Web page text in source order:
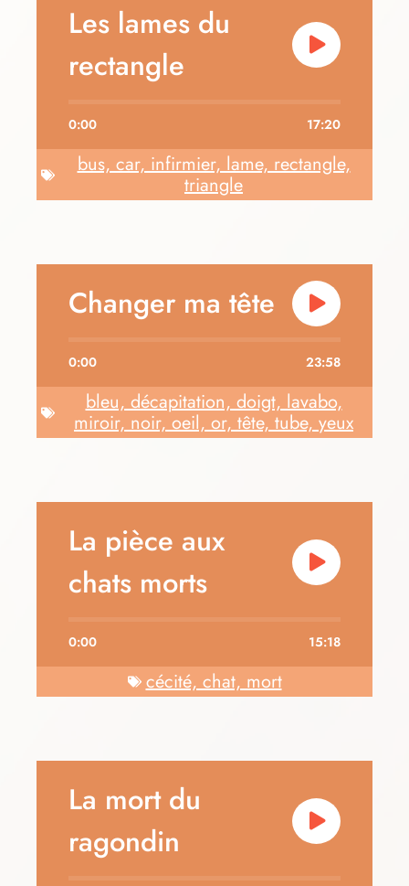
Les lames du
rectangle
0:00 17:20
bus, car, infirmier, lame, rectangle,
triangle
Changer ma tête
0:00 23:58
bleu, décapitation, doigt, lavabo,
miroir, noir, oeil, or, tête, tube, yeux
La pièce aux
chats morts
0:00 15:18
cécité, chat, mort
La mort du
ragondin